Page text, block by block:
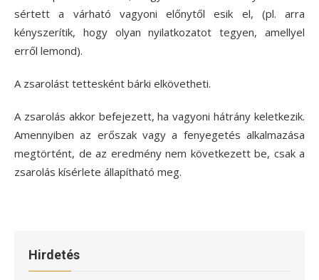
sértett a várható vagyoni előnytől esik el, (pl. arra
kényszerítik, hogy olyan nyilatkozatot tegyen, amellyel
erről lemond).
A zsarolást tettesként bárki elkövetheti.
A zsarolás akkor befejezett, ha vagyoni hátrány keletkezik.
Amennyiben az erőszak vagy a fenyegetés alkalmazása
megtörtént, de az eredmény nem következett be, csak a
zsarolás kísérlete állapítható meg.
Hirdetés